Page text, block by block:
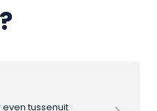
tussenuit